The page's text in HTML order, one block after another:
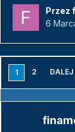
Przez
6
1 2 DALEJ